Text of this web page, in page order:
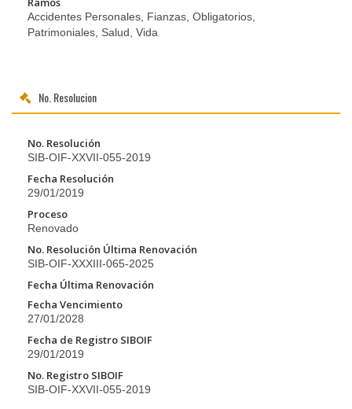
Accidentes Personales, Fianzas, Obligatorios,
Patrimoniales, Salud, Vida
No. Resolucion
No. Resolución
SIB-OIF-XXVII-055-2019
Fecha Resolución
29/01/2019
Proceso
Renovado
No. Resolución Última Renovación
SIB-OIF-XXXIII-065-2025
Fecha Última Renovación
Fecha Vencimiento
27/01/2028
Fecha de Registro SIBOIF
29/01/2019
No. Registro SIBOIF
SIB-OIF-XXVII-055-2019